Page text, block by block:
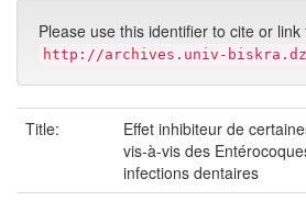
Please use this identifier to cite or link
http://archives.univ-biskra.dz/
Title:
Effet inhibiteur de
vis-à-vis des
infections dentaires